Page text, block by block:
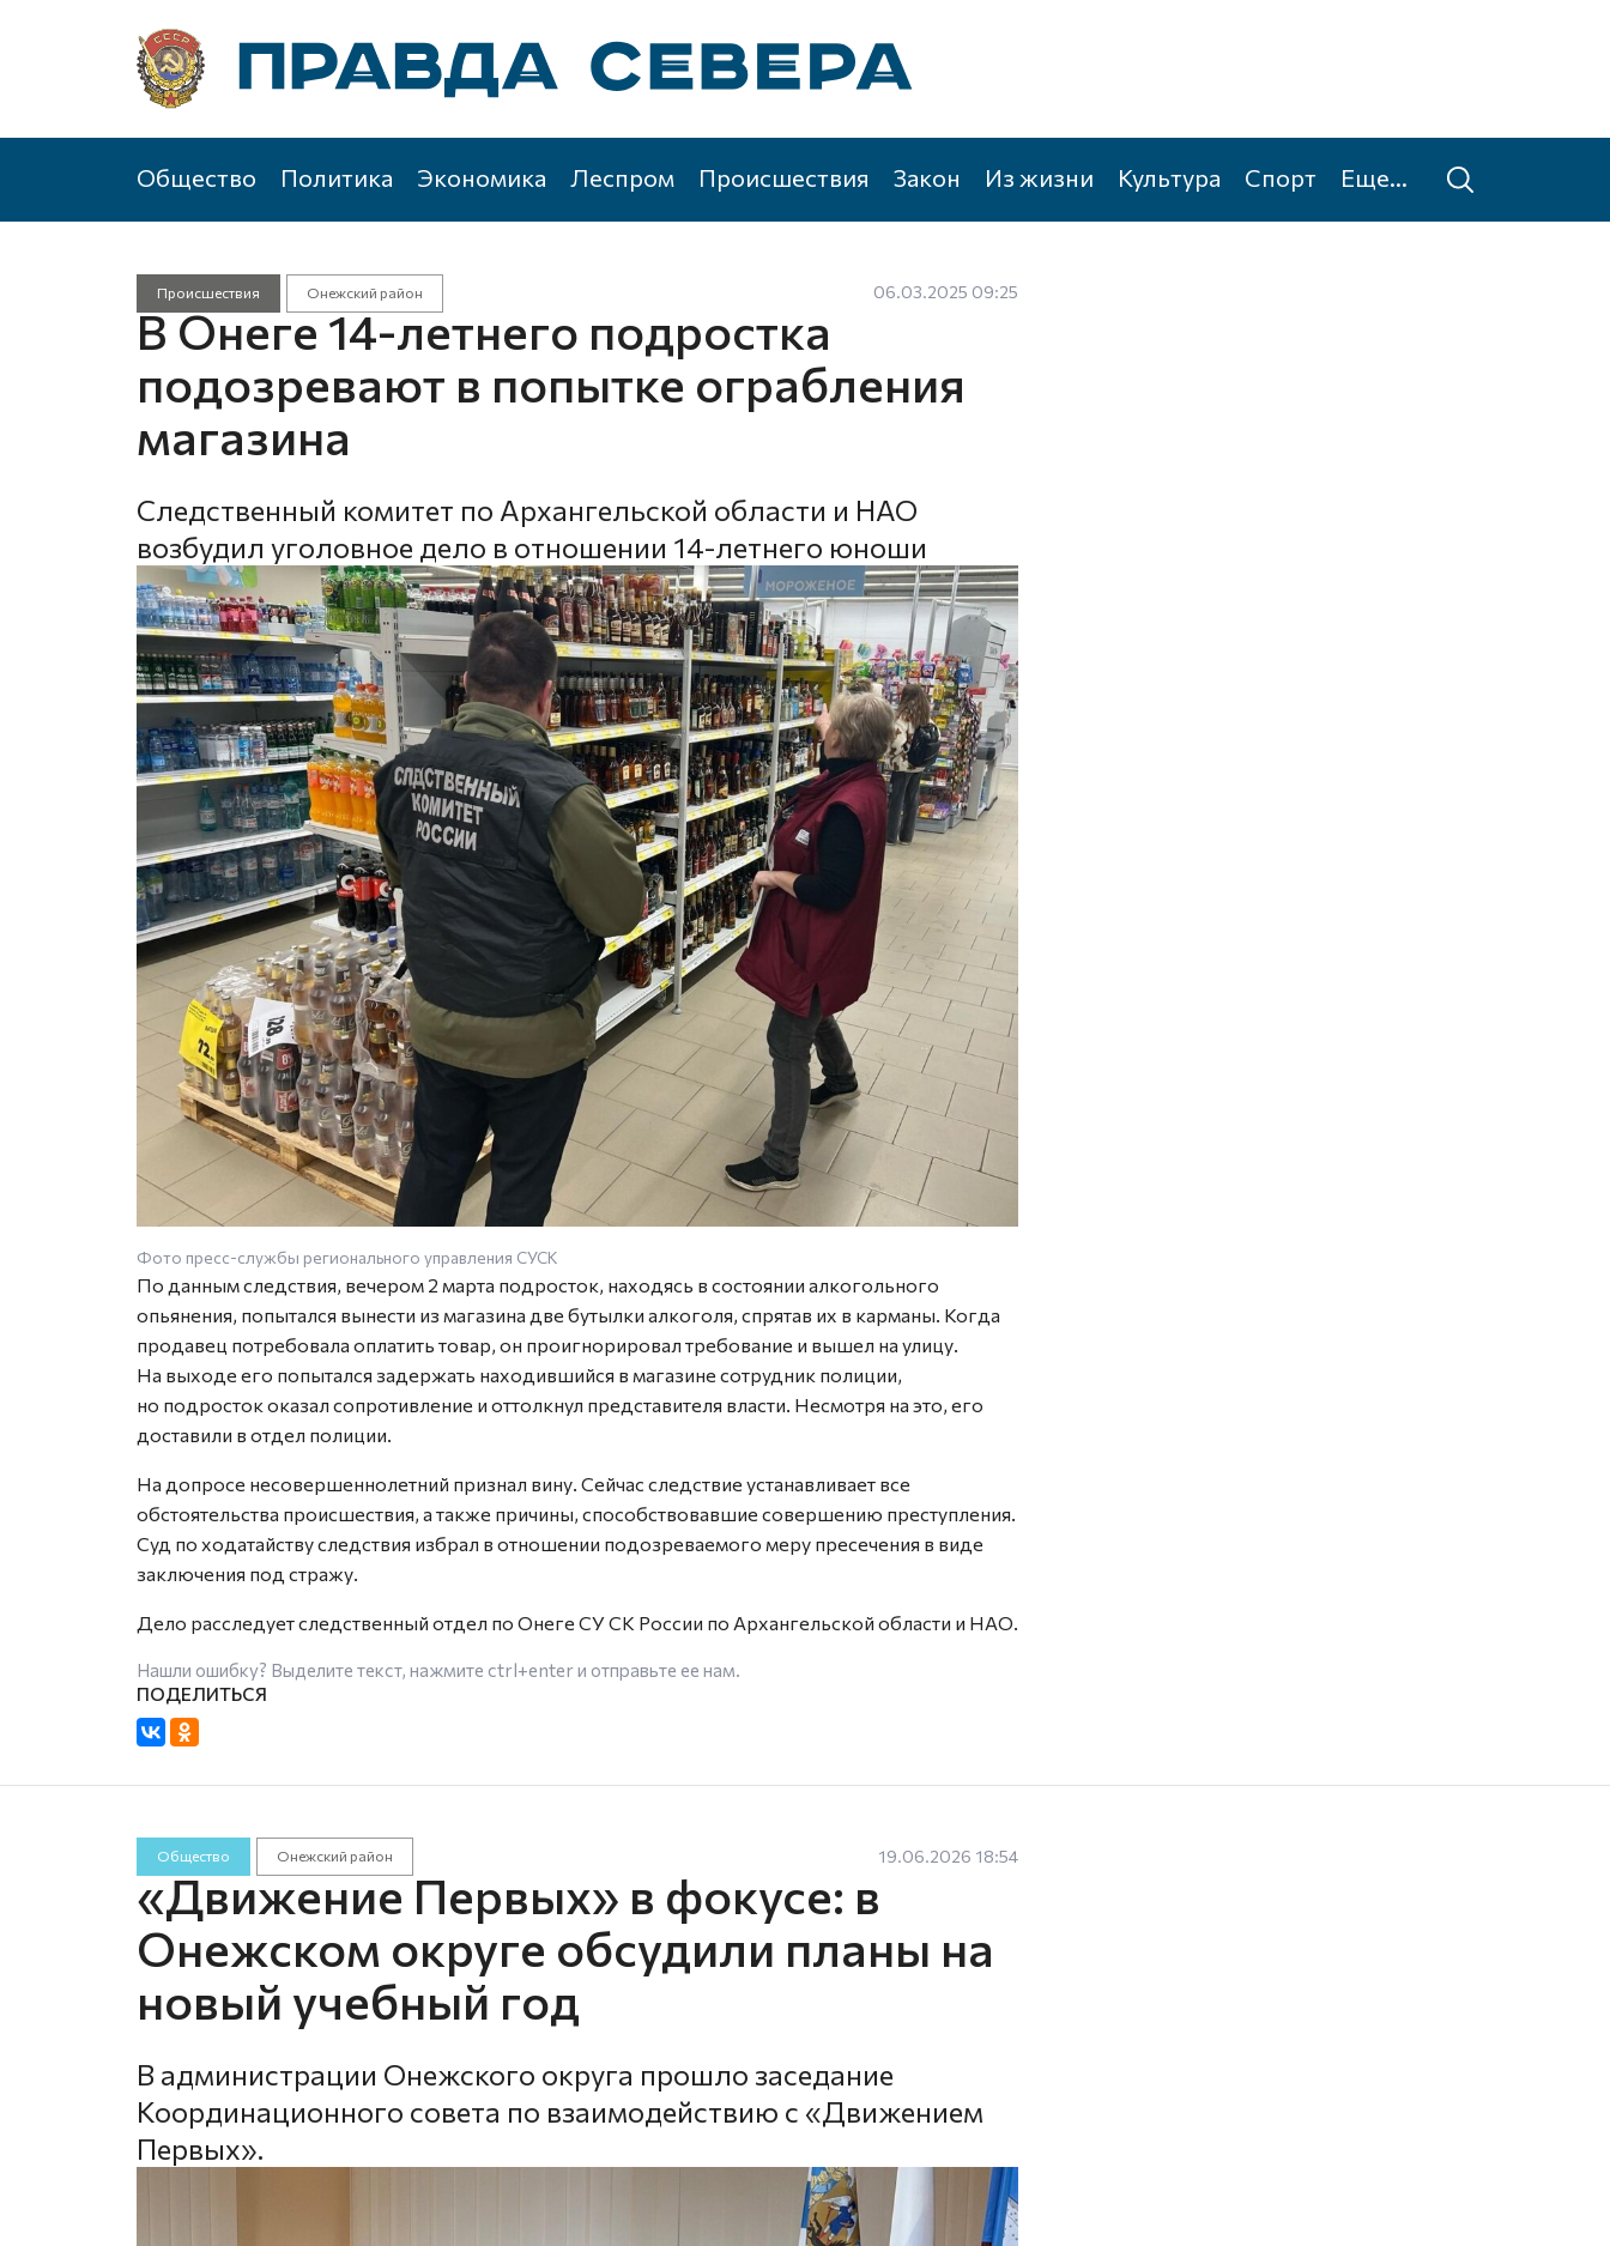
Общество Политика Экономика Леспром Происшествия Закон Из жизни Культура Спорт Еще...
Происшествия Онежский район 06.03.2025 09:25
В Онеге 14-летнего подростка
подозревают в попытке ограбления
магазина
Следственный комитет по Архангельской области и НАО
возбудил уголовное дело в отношении 14-летнего юноши
Фото пресс-службы регионального управления СУСК
По данным следствия, вечером 2 марта подросток, находясь в состоянии алкогольного
опьянения, попытался вынести из магазина две бутылки алкоголя, спрятав их в карманы. Когда
продавец потребовала оплатить товар, он проигнорировал требование и вышел на улицу.
На выходе его попытался задержать находившийся в магазине сотрудник полиции,
но подросток оказал сопротивление и оттолкнул представителя власти. Несмотря на это, его
доставили в отдел полиции.
На допросе несовершеннолетний признал вину. Сейчас следствие устанавливает все
обстоятельства происшествия, а также причины, способствовавшие совершению преступления.
Суд по ходатайству следствия избрал в отношении подозреваемого меру пресечения в виде
заключения под стражу.
Дело расследует следственный отдел по Онеге СУ СК России по Архангельской области и НАО.
Нашли ошибку? Выделите текст, нажмите ctrl+enterи отправьте ее нам.
Общество Онежский район 19.06.2026 18:54
«Движение Первых» в фокусе: в
Онежском округе обсудили планы на
новый учебный год
В администрации Онежского округа прошло заседание
Координационного совета по взаимодействию с «Движением
Первых».